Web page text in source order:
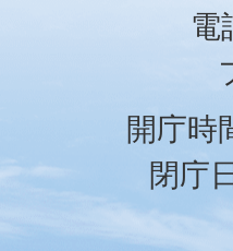
電
開庁時
閉庁